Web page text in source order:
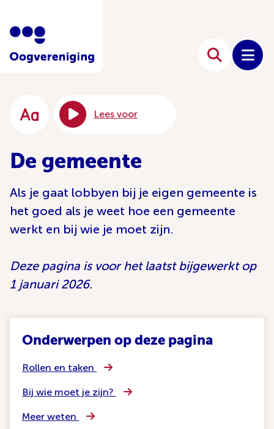
Lees voor
De gemeente
Als je gaat lobbyen bij je eigen gemeente is
het goed als je weet hoe een gemeente
werkt en bij wie je moet zijn.
Deze pagina is voor het laatst bijgewerkt op
1 januari 2026.
Onderwerpen op deze pagina
Rollen en taken
Bij wie moet je zijn?
Meer weten